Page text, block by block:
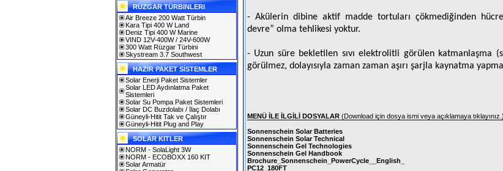
RÜZGAR TÜRBINLERI
Air Breeze 200 Watt Türbin
Kara Tipi 400 W Land
Deniz Tipi 400 W Marine
VIND 12V-400W / 24V-600W
300 Watt Rüzgar Türbini
Skystream 3.7 Southwest
HAZIR PAKET SİSTEMLER
Solar Enerji Paket Sistemler
Solar LED Aydınlatma Paket
Sistemleri
Solar Su Pompa Paket Sistemleri
Solar DC Buzdolabı / İlaç Dolabı
Güneyli-Hitit Tak ve Çalıştır
Güneyli-Hitit Plug and Play
SOLAR KITLER
NORM - SolaLight 3W
NORM - ECOBOXX 160 KIT
Solar Armatür
- Akülerin dibine aktif madde tortuları çökmediğinden
devre” olma tehlikesi yoktur.
- Uzun süre bekletilen sıvı elektrolitli görülen katmanlaşma
görülmez, dolayısıyla zaman zaman aşırı şarjla kaynatma
MENÜ İLE İLGİLİ DOSYALAR (Download için dosya ismi veya açıklamaya tıklayınız.)
Sonnenschein Solar Batteries
Sonnenschein Solar Technical
Sonnenschein Gel Technologies
Sonnenschein Gel Handbook
Brochure_Sonnenschein_PowerCycle__English_
PC12_180FT